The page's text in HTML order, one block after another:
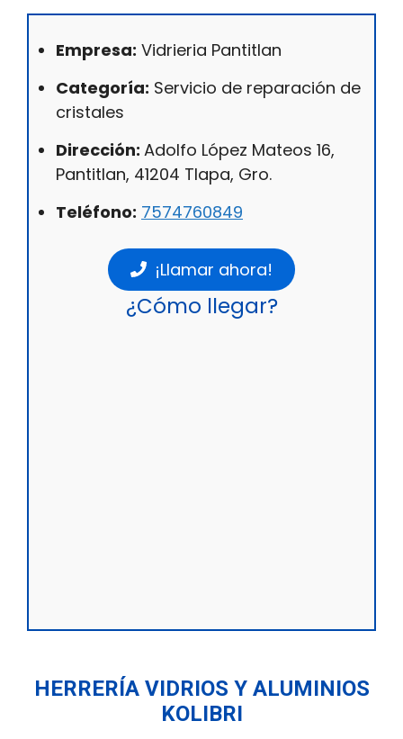
Empresa: Vidrieria Pantitlan
Categoría: Servicio de reparación de
cristales
Dirección: Adolfo López Mateos 16,
Pantitlan, 41204 Tlapa, Gro.
Teléfono: 7574760849
¡Llamar ahora!
¿Cómo llegar?
HERRERÍA VIDRIOS Y ALUMINIOS
KOLIBRI